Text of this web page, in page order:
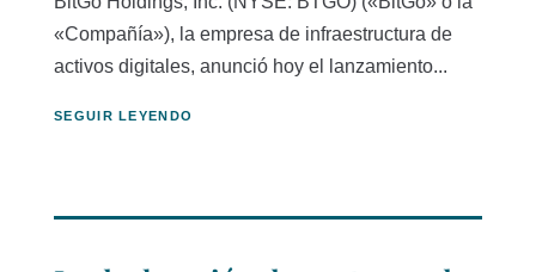
«Compañía»), la empresa de infraestructura de
activos digitales, anunció hoy el lanzamiento...
SEGUIR LEYENDO